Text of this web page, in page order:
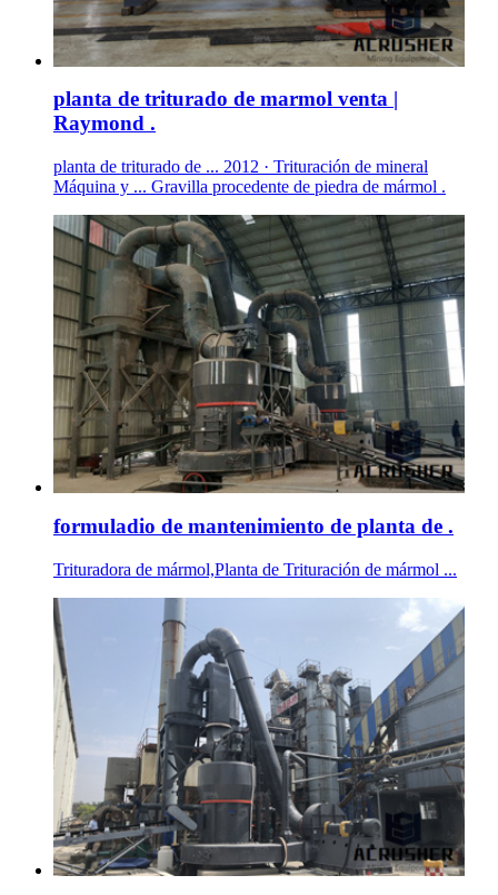
planta de triturado de marmol venta |
Raymond .
planta de triturado de ... 2012 · Trituración de mineral
Máquina y ... Gravilla procedente de piedra de mármol .
formuladio de mantenimiento de planta de .
Trituradora de mármol,Planta de Trituración de mármol ...